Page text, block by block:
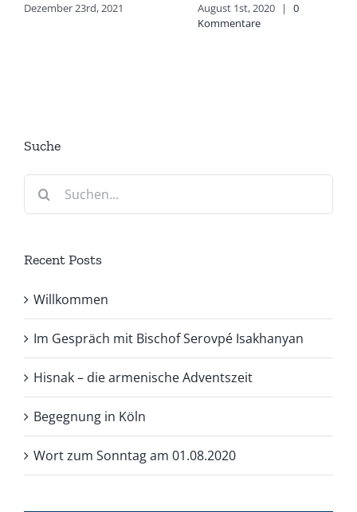
Dezember 23rd, 2021 August 1st, 2020 |
0
Kommentare
Suche
Suche
Recent Posts
Willkommen
Im Gespräch mit Bischof Serovpé Isakhanyan
Hisnak – die armenische Adventszeit
Begegnung in Köln
Wort zum Sonntag am 01.08.2020